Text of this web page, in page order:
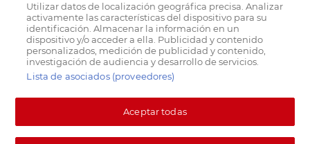
Utilizar datos de localización geográfica precisa. Analizar
activamente las características del dispositivo para su
identificación. Almacenar la información en un
dispositivo y/o acceder a ella. Publicidad y contenido
personalizados, medición de publicidad y contenido,
investigación de audiencia y desarrollo de servicios.
Lista de asociados (proveedores)
Aceptar todas